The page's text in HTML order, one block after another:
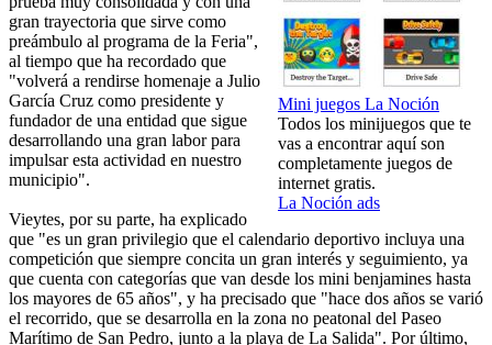
Mini juegos La Noción
Todos los minijuegos que te
vas a encontrar aquí son
completamente juegos de
internet gratis.
La Noción ads
gran trayectoria que sirve como
preámbulo al programa de la Feria",
al tiempo que ha recordado que
"volverá a rendirse homenaje a Julio
García Cruz como presidente y
fundador de una entidad que sigue
desarrollando una gran labor para
impulsar esta actividad en nuestro
municipio".
Vieytes, por su parte, ha explicado
que "es un gran privilegio que el calendario deportivo incluya una
competición que siempre concita un gran interés y seguimiento, ya
que cuenta con categorías que van desde los mini benjamines hasta
los mayores de 65 años", y ha precisado que "hace dos años se varió
el recorrido, que se desarrolla en la zona no peatonal del Paseo
Marítimo de San Pedro, junto a la playa de La Salida". Por último,